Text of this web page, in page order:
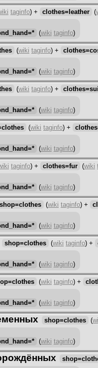
taginfo) + clothes=leather (
(wiki taginfo)
(wiki taginfo) +
(wiki taginfo)
(wiki taginfo) +
(wiki taginfo)
(wiki taginfo) +
(wiki taginfo)
taginfo) + clothes=fur (wiki
(wiki taginfo)
shop=clothes (wiki taginfo) +
(wiki taginfo)
shop=clothes (wiki taginfo) +
(wiki taginfo)
(wiki taginfo) +
(wiki taginfo)
shop=clothes (
(wiki taginfo)